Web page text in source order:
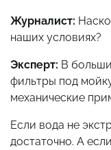
Журналист:
наших условиях?
Эксперт: В
фильтры под
механические
Если вода не
достаточно. А